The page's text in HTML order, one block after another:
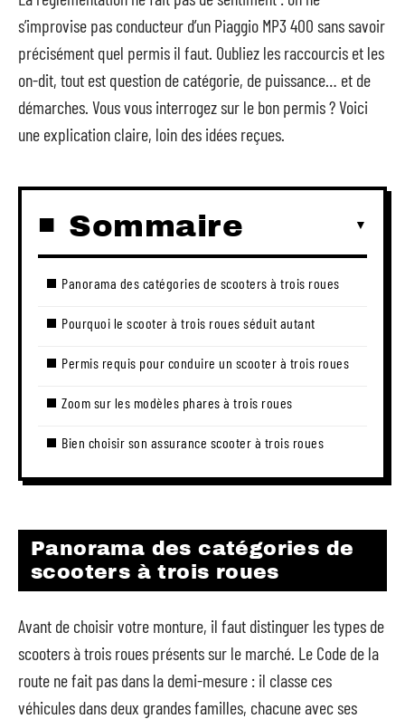
s’improvise pas conducteur d’un Piaggio MP3 400 sans savoir
précisément quel permis il faut. Oubliez les raccourcis et les
on-dit, tout est question de catégorie, de puissance… et de
démarches. Vous vous interrogez sur le bon permis ? Voici
une explication claire, loin des idées reçues.
Sommaire
Panorama des catégories de scooters à trois roues
Pourquoi le scooter à trois roues séduit autant
Permis requis pour conduire un scooter à trois roues
Zoom sur les modèles phares à trois roues
Bien choisir son assurance scooter à trois roues
Panorama des catégories de
scooters à trois roues
Avant de choisir votre monture, il faut distinguer les types de
scooters à trois roues présents sur le marché. Le Code de la
route ne fait pas dans la demi-mesure : il classe ces
véhicules dans deux grandes familles, chacune avec ses